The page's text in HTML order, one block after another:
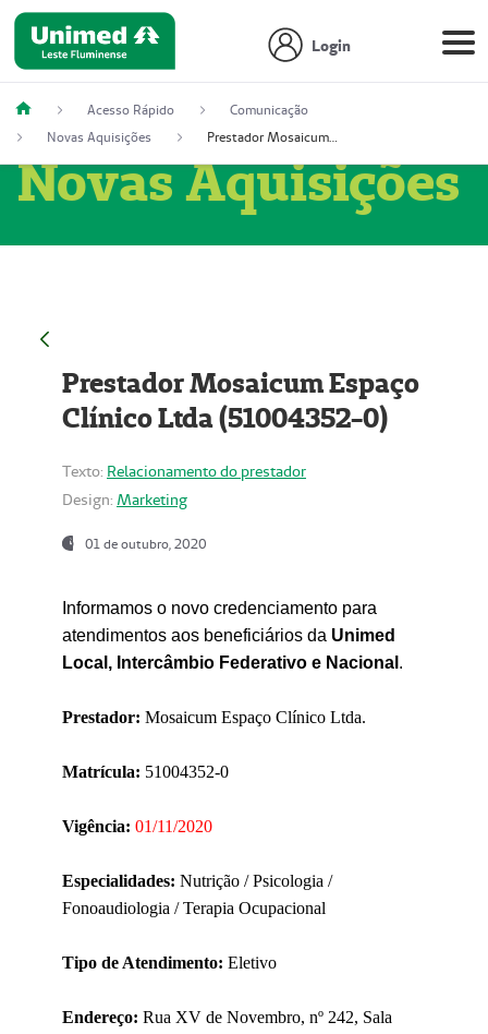
Login
Acesso Rápido
Comunicação
Novas Aquisições
Prestador Mosaicum Espaço Clínico Ltda (51004352-0)
Novas Aquisições
Prestador Mosaicum Espaço
Clínico Ltda (51004352-0)
Texto: Relacionamento do prestador
Design: Marketing
01 de outubro, 2020
Informamos o novo credenciamento para
atendimentos aos beneficiários da Unimed
Local, Intercâmbio Federativo e Nacional .
Prestador: Mosaicum Espaço Clínico Ltda.
Matrícula: 51004352-0
Vigência: 01/11/2020
Especialidades: Nutrição / Psicologia /
Fonoaudiologia / Terapia Ocupacional
Tipo de Atendimento: Eletivo
Endereço: Rua XV de Novembro, nº 242, Sala